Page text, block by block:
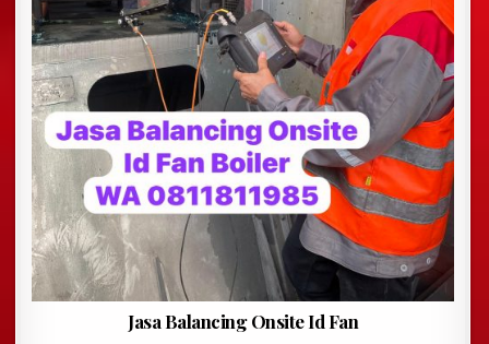
Jasa Balancing Onsite Id Fan